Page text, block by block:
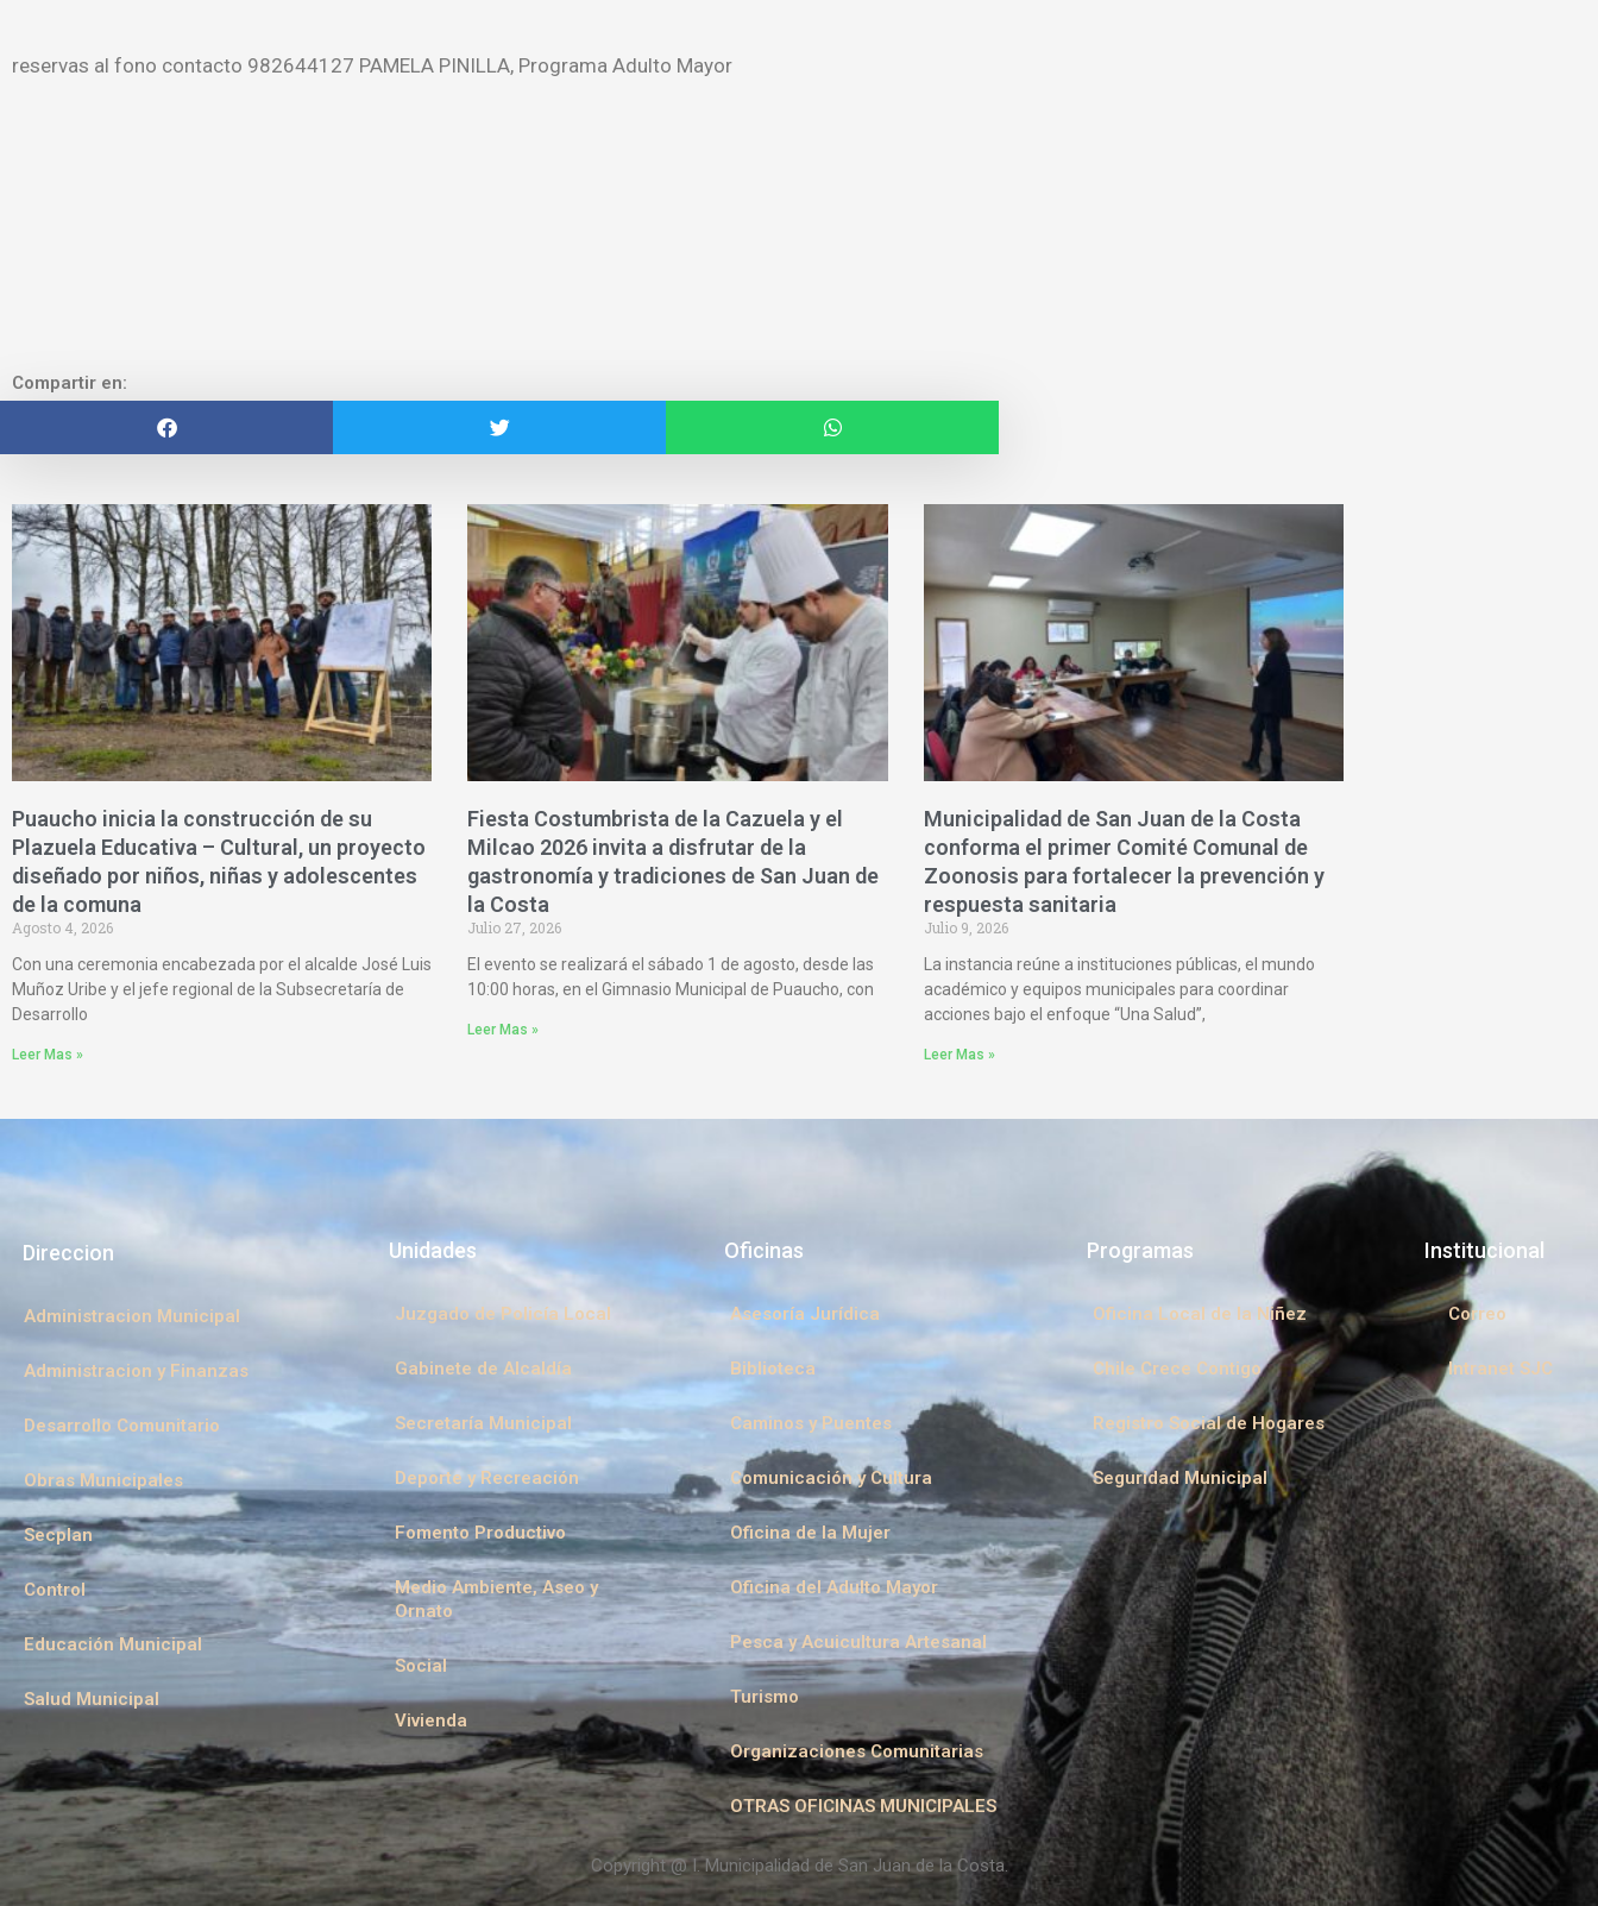
reservas al fono contacto 982644127 PAMELA PINILLA, Programa Adulto Mayor
Compartir en:
Puaucho inicia la construcción de su
Plazuela Educativa – Cultural, un proyecto
diseñado por niños, niñas y adolescentes
de la comuna
Agosto 4, 2026
Con una ceremonia encabezada por el alcalde José Luis
Muñoz Uribe y el jefe regional de la Subsecretaría de
Desarrollo
Leer Mas »
Fiesta Costumbrista de la Cazuela y el
Milcao 2026 invita a disfrutar de la
gastronomía y tradiciones de San Juan de
la Costa
Julio 27, 2026
El evento se realizará el sábado 1 de agosto, desde las
10:00 horas, en el Gimnasio Municipal de Puaucho, con
Leer Mas »
Municipalidad de San Juan de la Costa
conforma el primer Comité Comunal de
Zoonosis para fortalecer la prevención y
respuesta sanitaria
Julio 9, 2026
La instancia reúne a instituciones públicas, el mundo
académico y equipos municipales para coordinar
acciones bajo el enfoque “Una Salud”,
Leer Mas »
Direccion
Administracion Municipal
Administracion y Finanzas
Desarrollo Comunitario
Obras Municipales
Secplan
Control
Educación Municipal
Salud Municipal
Unidades
Juzgado de Policía Local
Gabinete de Alcaldía
Secretaría Municipal
Deporte y Recreación
Fomento Productivo
Medio Ambiente, Aseo y
Ornato
Social
Vivienda
Oficinas
Asesoría Jurídica
Biblioteca
Caminos y Puentes
Comunicación y Cultura
Oficina de la Mujer
Oficina del Adulto Mayor
Pesca y Acuicultura Artesanal
Turismo
Organizaciones Comunitarias
OTRAS OFICINAS MUNICIPALES
Programas
Oficina Local de la Niñez
Chile Crece Contigo
Registro Social de Hogares
Seguridad Municipal
Institucional
Correo
Intranet SJC
Copyright @ I. Municipalidad de San Juan de la Costa.